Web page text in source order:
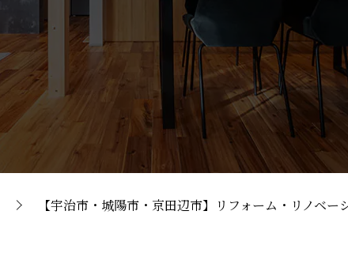
【宇治市・城陽市・京田辺市】リフォーム・リノベー